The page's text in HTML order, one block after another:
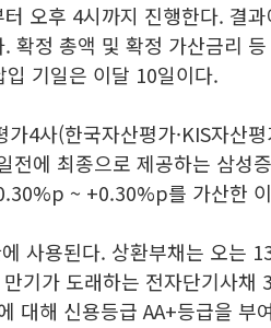
오후 4시까지 진행한다. 결
확정 총액 및 확정 가산금리
기일은 이달 10일이다.
4사(한국자산평가·KIS자산
전에 최종으로 제공하는 삼성
~ +0.30%p를 가산한
사용된다. 상환부채는 오는
기가 도래하는 전자단기사채
대해 신용등급 AA+등급을 부